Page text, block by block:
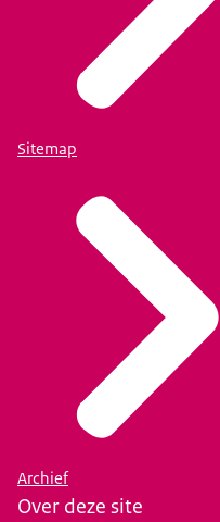
Kosten worden
dienstverleners
opdrachtgever
loopt via de
partij zelf gedragen
P-capaciteit
beheerder.
Start uw aanvraag
Het kunnen
intakeprocedure.
aanvragen van een
contact opnemen
Sitemap
Archief
Over deze site